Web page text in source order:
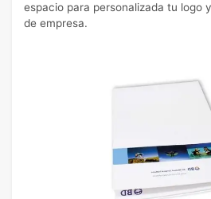
espacio para personalizada tu logo
de empresa.